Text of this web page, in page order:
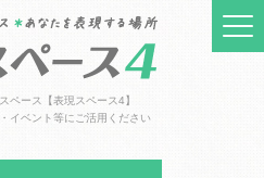
ペース【表現スペース4】
イベント等にご活用ください